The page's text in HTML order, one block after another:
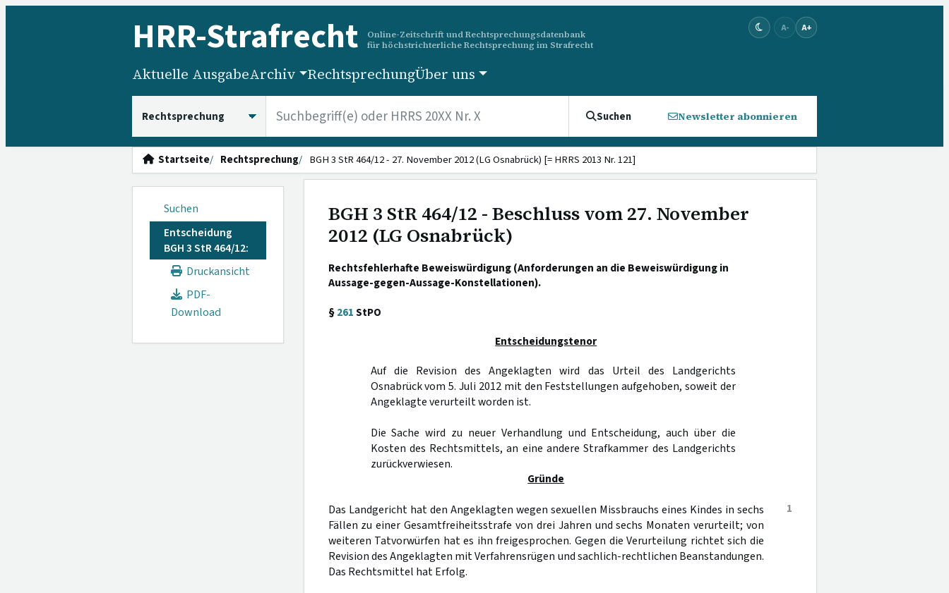
HRR-Strafrecht
Online-Zeitschrift und Rechtsprechungsdatenbank
für höchstrichterliche Rechtsprechung im Strafrecht
A- A+
Aktuelle AusgabeArchiv RechtsprechungÜber uns
Suchen Newsletter abonnieren
Startseite Rechtsprechung BGH 3 StR 464/12 - 27. November 2012 (LG Osnabrück) [= HRRS 2013 Nr. 121]
Suchen
Entscheidung
BGH 3 StR 464/12:
Druckansicht
PDF-
Download
BGH 3 StR 464/12 - Beschluss vom 27. November
2012 (LG Osnabrück)
Rechtsfehlerhafte Beweiswürdigung (Anforderungen an die Beweiswürdigung in
Aussage-gegen-Aussage-Konstellationen).
§261StPO
Entscheidungstenor
Auf die Revision des Angeklagten wird das Urteil des Landgerichts
Osnabrück vom 5. Juli 2012 mit den Feststellungen aufgehoben, soweit der
Angeklagte verurteilt worden ist.
Die Sache wird zu neuer Verhandlung und Entscheidung, auch über die
Kosten des Rechtsmittels, an eine andere Strafkammer des Landgerichts
zurückverwiesen.
Gründe
1
Das Landgericht hat den Angeklagten wegen sexuellen Missbrauchs eines Kindes in sechs
Fällen zu einer Gesamtfreiheitsstrafe von drei Jahren und sechs Monaten verurteilt; von
weiteren Tatvorwürfen hat es ihn freigesprochen. Gegen die Verurteilung richtet sich die
Revision des Angeklagten mit Verfahrensrügen und sachlich-rechtlichen Beanstandungen.
Das Rechtsmittel hat Erfolg.